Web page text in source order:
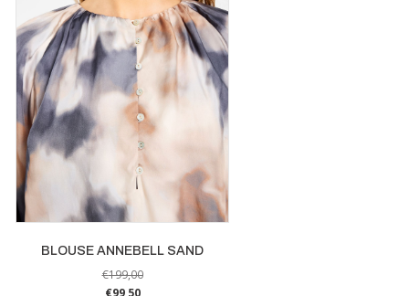
BLOUSE ANNEBELL SAND
€199,00
€99,50